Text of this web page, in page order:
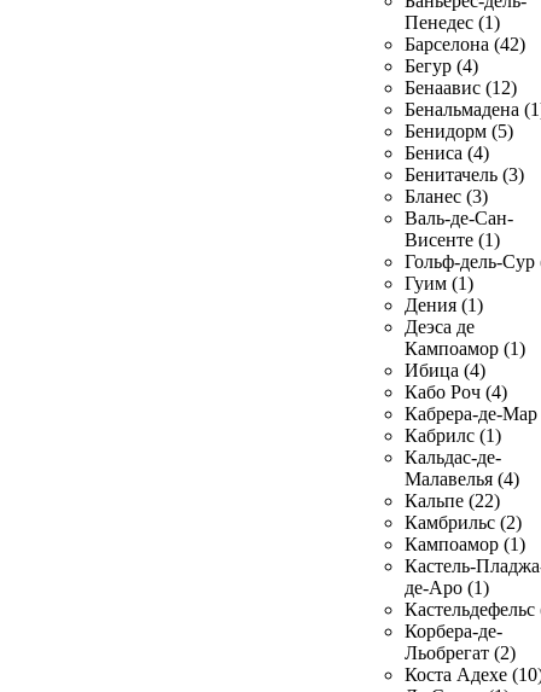
Пенедес (1)
Барселона (42)
Бегур (4)
Бенаавис (12)
Бенальмадена
Бенидорм (5)
Бениса (4)
Бенитачель (3)
Бланес (3)
Валь-де-Сан-
Висенте (1)
Гольф-дель-Сур
Гуим (1)
Дения (1)
Деэса де
Кампоамор (1)
Ибица (4)
Кабо Роч (4)
Кабрера-де-Мар
Кабрилс (1)
Кальдас-де-
Малавелья (4)
Кальпе (22)
Камбрильс (2)
Кампоамор (1)
Кастель-
де-Аро (1)
Кастельдефельс
Корбера-де-
Льобрегат (2)
Коста Адехе